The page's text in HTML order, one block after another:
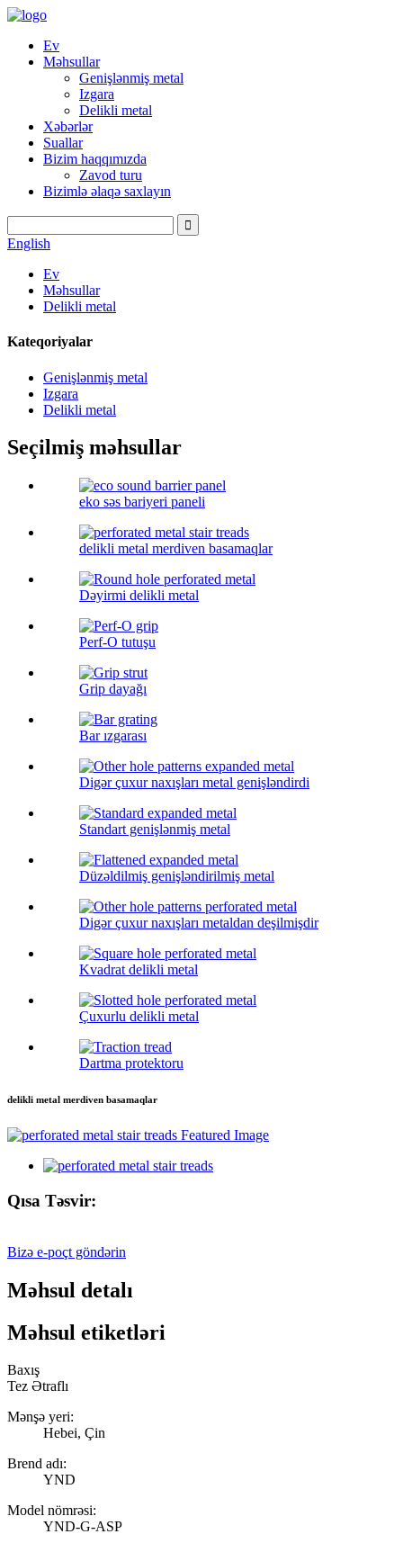
Ev
Məhsullar
Genişlənmiş metal
Izgara
Delikli metal
Xəbərlər
Suallar
Bizim haqqımızda
Zavod turu
Bizimlə əlaqə saxlayın
English
Ev
Məhsullar
Delikli metal
Kateqoriyalar
Genişlənmiş metal
Izgara
Delikli metal
Seçilmiş məhsullar
eko səs bariyeri paneli
delikli metal merdiven basamaqlar
Dəyirmi delikli metal
Perf-O tutuşu
Grip dayağı
Bar ızgarası
Digər çuxur naxışları metal genişləndirdi
Standart genişlənmiş metal
Düzəldilmiş genişləndirilmiş metal
Digər çuxur naxışları metaldan deşilmişdir
Kvadrat delikli metal
Çuxurlu delikli metal
Dartma protektoru
delikli metal merdiven basamaqlar
Qısa Təsvir:
Bizə e-poçt göndərin
Məhsul detalı
Məhsul etiketləri
Baxış
Tez Ətraflı
Mənşə yeri:
Hebei, Çin
Brend adı:
YND
Model nömrəsi:
YND-G-ASP